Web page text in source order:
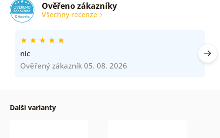
Ověřeno zákazníky
Všechny recenze
nic
Ověřený zákazník 05. 08. 2026
Další varianty